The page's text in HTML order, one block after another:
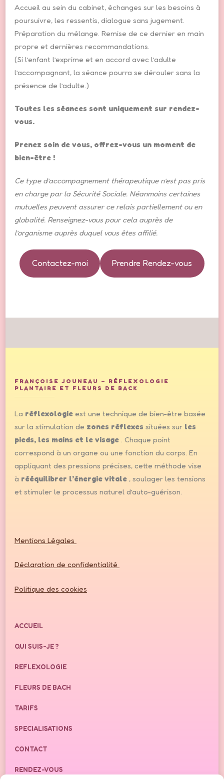
Accueil au sein du cabinet, échanges sur les besoins à
poursuivre, les ressentis, dialogue sans jugement.
Préparation du mélange. Remise de ce dernier en main
propre et dernières recommandations.
(Si l’enfant l’exprime et en accord avec l’adulte
l’accompagnant, la séance pourra se dérouler sans la
présence de l’adulte.)
Toutes les séances sont uniquement sur rendez-
vous.
Prenez soin de vous, offrez-vous un moment de
bien-être !
Ce type d’accompagnement thérapeutique n’est pas pris
en charge par la Sécurité Sociale. Néanmoins certaines
mutuelles peuvent assurer ce relais partiellement ou en
globalité. Renseignez-vous pour cela auprès de
l’organisme auprès duquel vous êtes affilié.
Contactez-moi Prendre Rendez-vous
FRANÇOISE JOUNEAU – RÉFLEXOLOGIE
PLANTAIRE ET FLEURS DE BACK
La réflexologie est une technique de bien-être basée
sur la stimulation de zones réflexes situées sur les
pieds, les mains et le visage . Chaque point
correspond à un organe ou une fonction du corps. En
appliquant des pressions précises, cette méthode vise
à rééquilibrer l’énergie vitale , soulager les tensions
et stimuler le processus naturel d’auto-guérison.
Mentions Légales
Déclaration de confidentialité
Politique des cookies
ACCUEIL
QUI SUIS-JE ?
REFLEXOLOGIE
FLEURS DE BACH
TARIFS
SPECIALISATIONS
CONTACT
RENDEZ-VOUS